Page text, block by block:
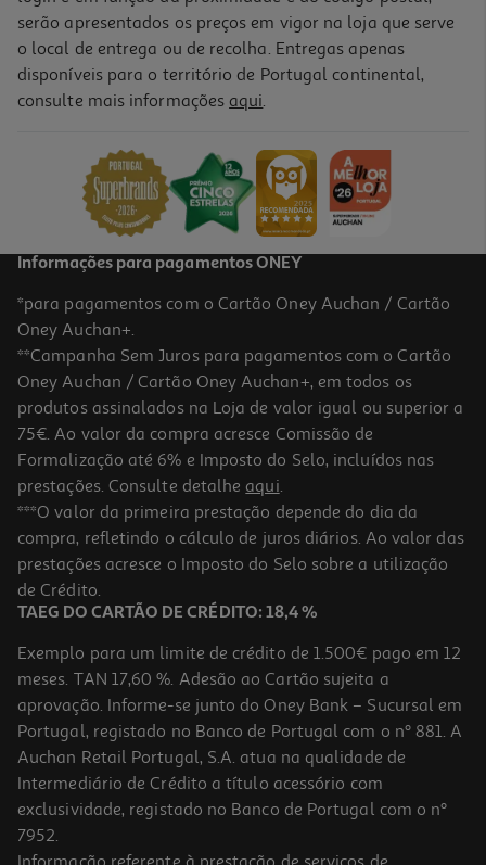
Chaminé Bosch Dwb96bc50 C 600m3/h 90cm Inox
399,99 €
Indisponível online
Chaminé Teka Dlh 986 T Inox/vidro 90cm
419.99 €/un
419,99 €
serão apresentados os preços em vigor na loja que serve
o local de entrega ou de recolha. Entregas apenas
disponíveis para o território de Portugal continental,
consulte mais informações aqui.
Informações para pagamentos ONEY
*para pagamentos com o Cartão Oney Auchan / Cartão
Oney Auchan+.
**Campanha Sem Juros para pagamentos com o Cartão
Oney Auchan / Cartão Oney Auchan+, em todos os
produtos assinalados na Loja de valor igual ou superior a
75€. Ao valor da compra acresce Comissão de
Formalização até 6% e Imposto do Selo, incluídos nas
prestações. Consulte detalhe aqui.
***O valor da primeira prestação depende do dia da
compra, refletindo o cálculo de juros diários. Ao valor das
prestações acresce o Imposto do Selo sobre a utilização
de Crédito.
TAEG DO CARTÃO DE CRÉDITO: 18,4 %
Exemplo para um limite de crédito de 1.500€ pago em 12
meses. TAN 17,60 %. Adesão ao Cartão sujeita a
aprovação. Informe-se junto do Oney Bank – Sucursal em
Portugal, registado no Banco de Portugal com o nº 881. A
Auchan Retail Portugal, S.A. atua na qualidade de
Intermediário de Crédito a título acessório com
exclusividade, registado no Banco de Portugal com o nº
7952.